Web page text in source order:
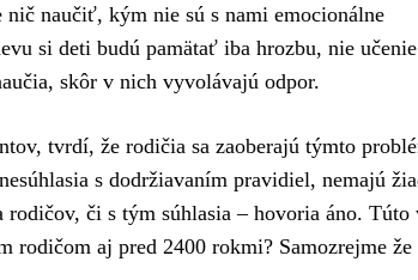
naučiť, kým nie sú s nami emocionálne
si deti budú pamätať iba hrozbu, nie
skôr v nich vyvolávajú odpor.
tvrdí, že rodičia sa zaoberajú týmto
s dodržiavaním pravidiel, nemajú
či s tým súhlasia – hovoria áno. Túto
aj pred 2400 rokmi? Samozrejme že